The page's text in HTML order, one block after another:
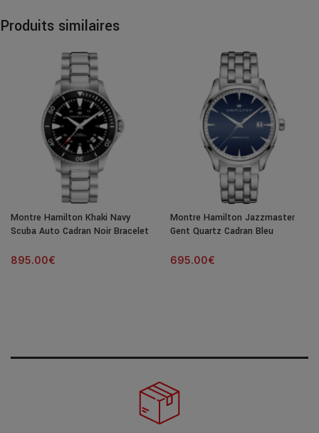
Produits similaires
Montre Hamilton Khaki Navy
Scuba Auto Cadran Noir Bracelet
895.00€
Montre Hamilton Jazzmaster
Gent Quartz Cadran Bleu
695.00€